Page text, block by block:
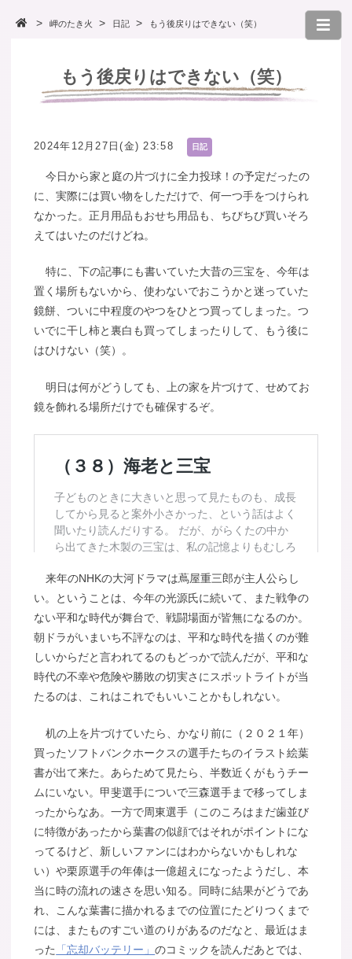
岬のたき火 日記 もう後戻りはできない（笑）
もう後戻りはできない（笑）
2024年12月27日(金) 23:58 日記
今日から家と庭の片づけに全力投球！の予定だったの
に、実際には買い物をしただけで、何一つ手をつけられ
なかった。正月用品もおせち用品も、ちびちび買いそろ
えてはいたのだけどね。
特に、下の記事にも書いていた大昔の三宝を、今年は
置く場所もないから、使わないでおこうかと迷っていた
鏡餅、ついに中程度のやつをひとつ買ってしまった。つ
いでに干し柿と裏白も買ってしまったりして、もう後に
はひけない（笑）。
明日は何がどうしても、上の家を片づけて、せめてお
鏡を飾れる場所だけでも確保するぞ。
来年のNHKの大河ドラマは蔦屋重三郎が主人公らし
い。ということは、今年の光源氏に続いて、また戦争の
ない平和な時代が舞台で、戦闘場面が皆無になるのか。
朝ドラがいまいち不評なのは、平和な時代を描くのが難
しいからだと言われてるのもどっかで読んだが、平和な
時代の不幸や危険や勝敗の切実さにスポットライトが当
たるのは、これはこれでもいいことかもしれない。
机の上を片づけていたら、かなり前に（２０２１年）
買ったソフトバンクホークスの選手たちのイラスト絵葉
書が出て来た。あらためて見たら、半数近くがもうチー
ムにいない。甲斐選手についで三森選手まで移ってしま
ったからなあ。一方で周東選手（このころはまだ歯並び
に特徴があったから葉書の似顔ではそれがポイントにな
ってるけど、新しいファンにはわからないかもしれな
い）や栗原選手の年俸は一億超えになったようだし、本
当に時の流れの速さを思い知る。同時に結果がどうであ
れ、こんな葉書に描かれるまでの位置にたどりつくまで
には、またものすごい道のりがあるのだなと、最近はま
った
「忘却バッテリー」のコミックを読んだあとでは、